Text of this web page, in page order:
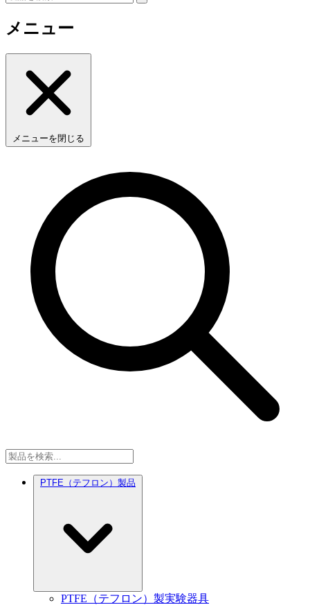
メニュー
メニューを閉じる
PTFE（テフロン）製品
PTFE（テフロン）製実験器具